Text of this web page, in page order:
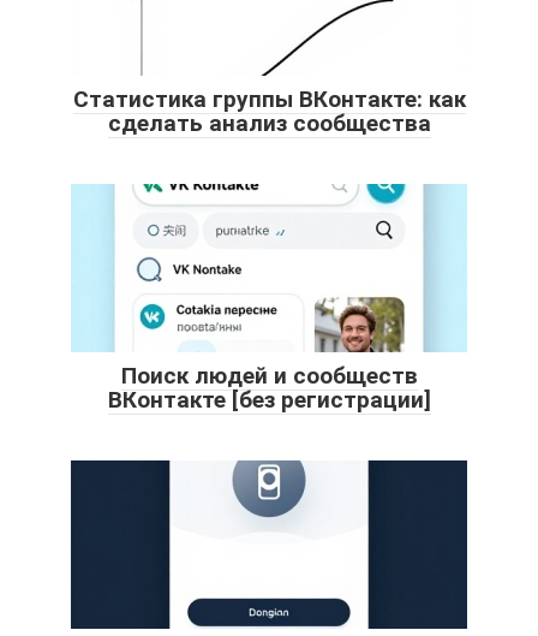
Статистика группы ВКонтакте: как
сделать анализ сообщества
Поиск людей и сообществ
ВКонтакте [без регистрации]